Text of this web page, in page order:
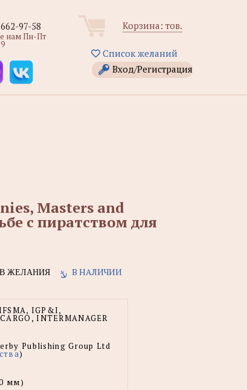
Корзина: тов.
Список желаний
Вход/Регистрация
97-58
нам Пн-Пт
Masters and
с пиратством для
В ЖЕЛАНИЯ В НАЛИЧИИ
IGP&I,
INTERMANAGER
Publishing Group Ltd
)
мм)